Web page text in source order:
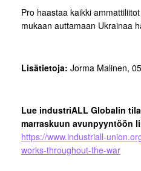
Pro haastaa kaikki
mukaan auttamaan Ukrainaa
Lisätietoja: Jorma Malinen,
Lue industriALL Globalin
marraskuun avunpyyntöön
https://www.industriall-
works-throughout-the-war